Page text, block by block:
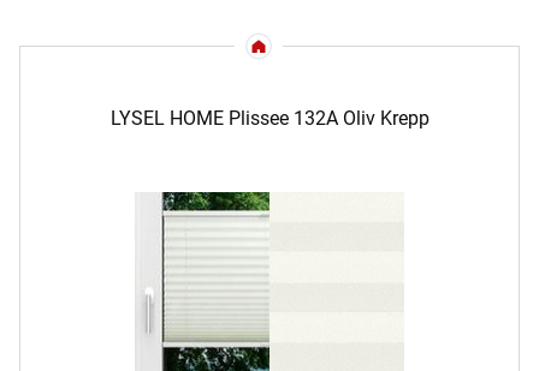
LYSEL HOME Plissee 132A Oliv Krepp